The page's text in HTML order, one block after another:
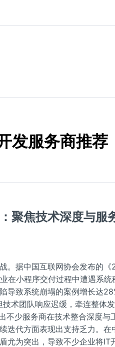
发服务商推荐
聚焦技术深度与服
。据中国互联网协会发布的
在小程序交付过程中遭遇系统
导致系统崩塌的案例增长达
术团队响应迟缓，牵连整体
不少服务商在技术整合深度与
迭代方面表现出支持乏力。在
尤为突出，导致不少企业将IT